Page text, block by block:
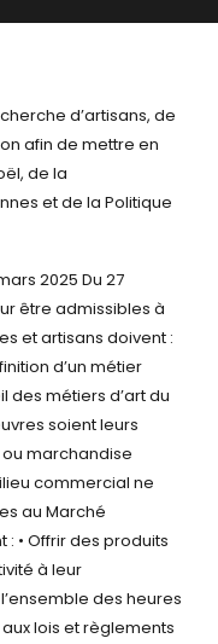
d’artisans, de
afin de mettre en
de la
et de la Politique
2025 Du 27
être admissibles à
et artisans doivent :
d’un métier
des métiers d’art du
soient leurs
marchandise
commercial ne
au Marché
: • Offrir des produits
à leur
des heures
lois et règlements